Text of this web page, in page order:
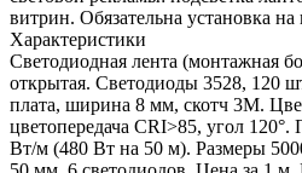
витрин. Обязательна установка
Характеристики
Светодиодная лента (монтажная
открытая. Светодиоды 3528, 120
плата, ширина 8 мм, скотч 3M.
цветопередача CRI>85, угол
Вт/м (480 Вт на 50 м). Размеры